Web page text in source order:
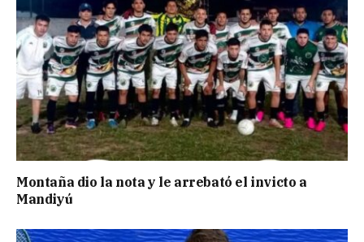
Montaña dio la nota y le arrebató el invicto a
Mandiyú